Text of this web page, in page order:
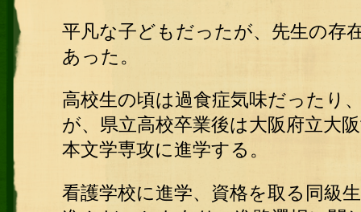
平凡な子どもだったが、先生の存
あった。
高校生の頃は過食症気味だったり
が、県立高校卒業後は大阪府立大
本文学専攻に進学する。
看護学校に進学、資格を取る同級